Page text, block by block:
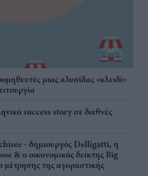
μιας αλυσίδας «κλειδί»
success story σε διεθνές
- δημιουργός Delligatti, η
& ο οικονομικός δείκτης Big
μέτρησης της αγοραστικής